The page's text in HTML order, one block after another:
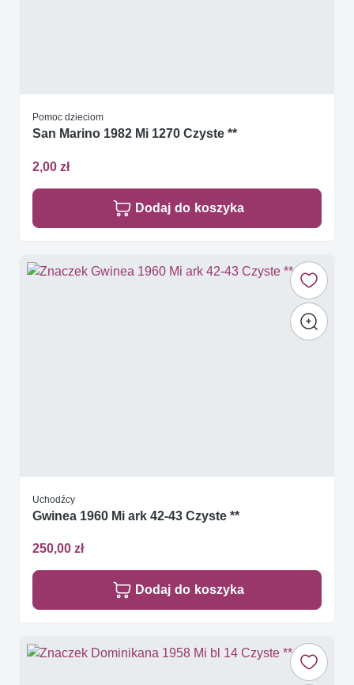
Pomoc dzieciom
San Marino 1982 Mi 1270 Czyste **
2,00 zł
Dodaj do koszyka
Uchodźcy
Gwinea 1960 Mi ark 42-43 Czyste **
250,00 zł
Dodaj do koszyka